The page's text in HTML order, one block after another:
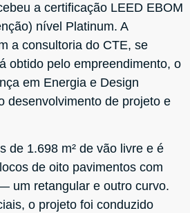
a certificação LEED EBOM
nível Platinum. A
a consultoria do CTE, se
obtido pelo empreendimento, o
em Energia e Design
desenvolvimento de projeto e
de 1.698 m² de vão livre e é
de oito pavimentos com
um retangular e outro curvo.
o projeto foi conduzido